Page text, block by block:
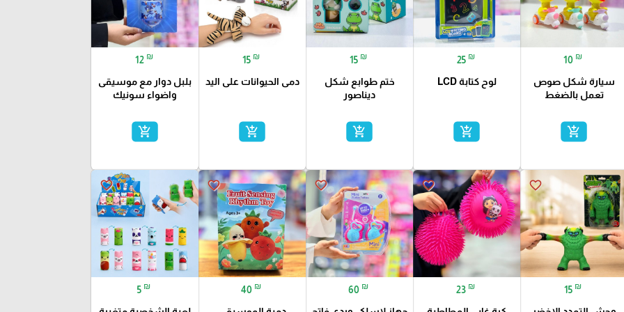
10 ₪
سيارة شكل صوص
تعمل بالضغط
add_shopping_cart
25 ₪
لوح كتابة LCD
add_shopping_cart
15 ₪
ختم طوابع شكل
ديناصور
add_shopping_cart
15 ₪
دمى الحيوانات على اليد
add_shopping_cart
12 ₪
بلبل دوار مع موسيقى
واضواء سونيك
add_shopping_cart
favorite_border
15 ₪
favorite_border
23 ₪
favorite_border
60 ₪
favorite_border
40 ₪
favorite_border
5 ₪